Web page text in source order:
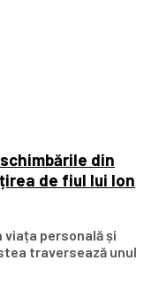
din
de fiul lui Ion
personală și
traversează unul